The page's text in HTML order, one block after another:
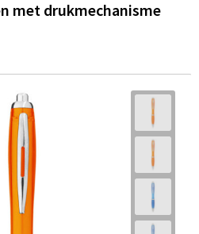
met drukmechanisme